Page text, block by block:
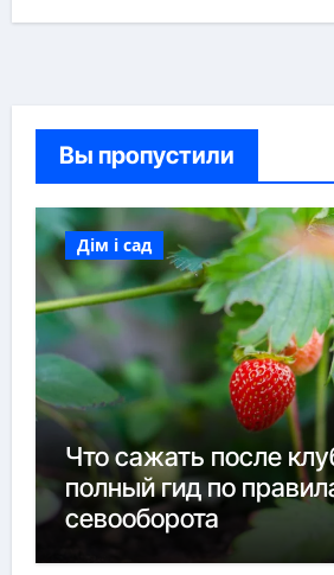
Вы пропустили
Дім і сад
Что сажать после
полный гид по
севооборота